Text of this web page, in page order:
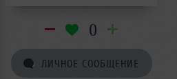
0
ЛИЧНОЕ СООБЩЕНИЕ